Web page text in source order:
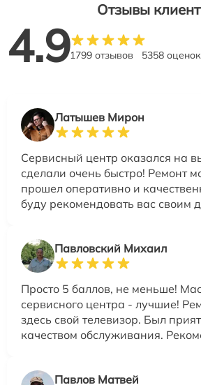
Отзывы
4.91799 отзывов 5358 оценок
Латышев Мирон
Сервисный центр оказался на
сделали очень быстро! Ремонт
прошел оперативно и
буду рекомендовать вас своим
Павловский Михаил
Просто 5 баллов, не меньше!
сервисного центра - лучшие!
здесь свой телевизор. Был
качеством обслуживания.
Павлов Матвей